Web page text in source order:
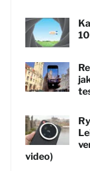
video)